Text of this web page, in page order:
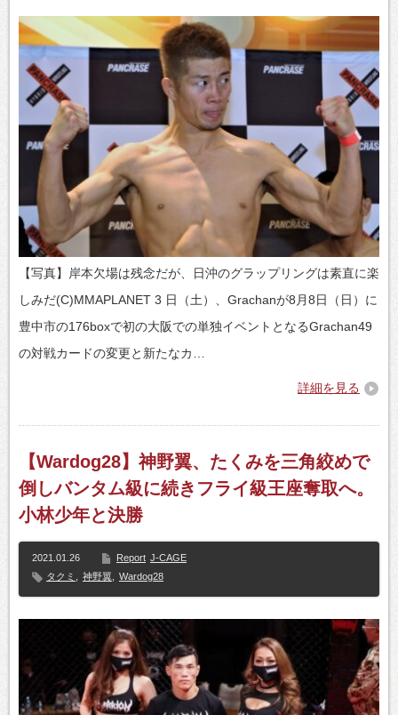
【写真】岸本欠場は残念だが、日沖のグラップリングは素直に楽
しみだ(C)MMAPLANET 3 日（土）、Grachanが8月8日（日）に
豊中市の176boxで初の大阪での単独イベントとなるGrachan49
の対戦カードの変更と新たなカ…
詳細を見る
【Wardog28】神野翼、たくみを三角絞めで
倒しバンタム級に続きフライ級王座奪取へ。
小林少年と決勝
2021.01.26 Report J-CAGE
タクミ
神野翼 Wardog28